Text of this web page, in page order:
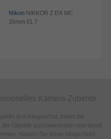
Nikon NIKKOR Z DX MC
35mm f/1.7
Kamera-Zubehör
fest integriert ist, bietet die
Objekte auszuwechseln und damit
Nutzen Sie diese Möglichkeit,